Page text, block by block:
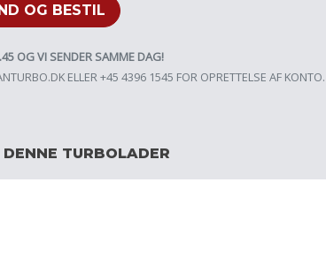
OG BESTIL
OG VI SENDER SAMME DAG!
ELLER +45 4396 1545 FOR OPRETTELSE AF KONTO.
TURBOLADER